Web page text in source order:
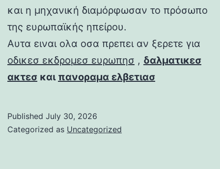
και η μηχανική διαμόρφωσαν το πρόσωπο
της ευρωπαϊκής ηπείρου.
Αυτα ειναι ολα οσα πρεπει αν ξερετε για
οδικεσ εκδρομεσ ευρωπησ , δαλματικεσ
ακτεσ και πανοραμα ελβετιασ
Published July 30, 2026
Categorized as Uncategorized